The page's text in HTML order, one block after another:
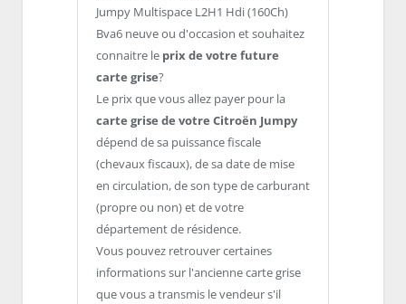
Jumpy Multispace L2H1 Hdi (160Ch)
Bva6 neuve ou d'occasion et souhaitez
connaitre le prix de votre future
carte grise?
Le prix que vous allez payer pour la
carte grise de votre Citroën Jumpy
dépend de sa puissance fiscale
(chevaux fiscaux), de sa date de mise
en circulation, de son type de carburant
(propre ou non) et de votre
département de résidence.
Vous pouvez retrouver certaines
informations sur l'ancienne carte grise
que vous a transmis le vendeur s'il